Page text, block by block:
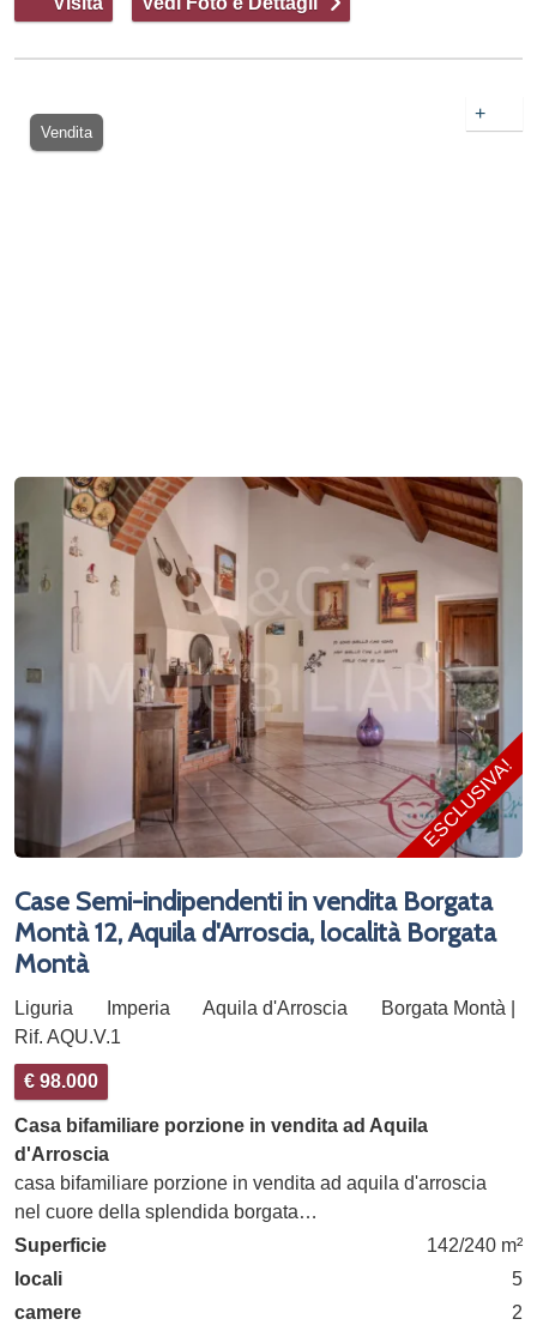
Vendita
+
ESCLUSIVA!
Case Semi-indipendenti in vendita Borgata
Montà 12, Aquila d'Arroscia, località Borgata
Montà
Liguria Imperia Aquila d'Arroscia
Borgata Montà |
Rif. AQU.V.1
€ 98.000
Casa bifamiliare porzione in vendita ad Aquila
d'Arroscia
casa bifamiliare porzione in vendita ad aquila d'arroscia
nel cuore della splendida borgata…
Superficie
142/240 m²
locali
5
camere
2